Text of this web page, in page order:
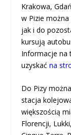
Krakowa,
w Pizie
jak i do
kursują
Informacje na
uzyskaćna
Do Pizy
stacja
większością
Florencji,